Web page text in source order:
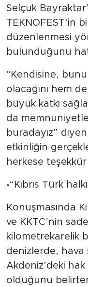
Selçuk
TEKNOFEST’in
düzenlenmesi
bulunduğunu
“Kendisine,
olacağını hem de
büyük katkı
da
buradayız”
etkinliğin
herkese
-“Kıbrıs Türk
Konuşmasında
ve KKTC’nin
kilometrekarelik
denizlerde, hava
Akdeniz’deki
olduğunu